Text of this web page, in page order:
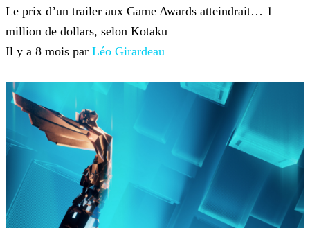
Le prix d’un trailer aux Game Awards atteindrait… 1
million de dollars, selon Kotaku
Il y a 8 mois par Léo Girardeau